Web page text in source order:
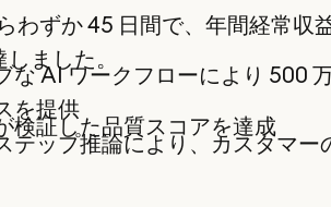
わずか 45 日間で、年間経常収
ました。
な AI ワークフローにより 500
を提供
検証した品質スコアを達成
テップ推論により、カスタマー